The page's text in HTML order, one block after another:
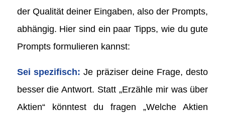
der Qualität deiner Eingaben, also der Prompts,
abhängig. Hier sind ein paar Tipps, wie du gute
Prompts formulieren kannst:
Sei spezifisch: Je präziser deine Frage, desto
besser die Antwort. Statt „Erzähle mir was über
Aktien“ könntest du fragen „Welche Aktien